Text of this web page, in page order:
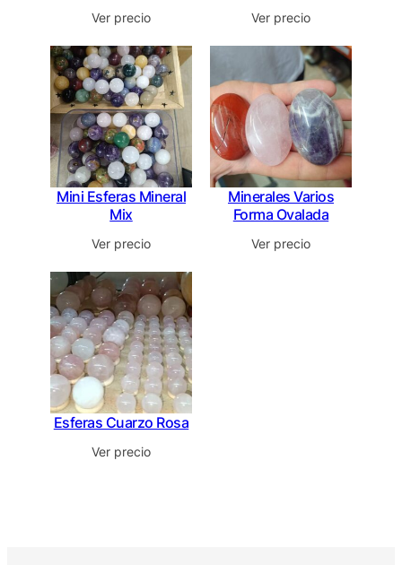
Ver precio Ver precio
Mini Esferas Mineral
Mix
Ver precio
Minerales Varios
Forma Ovalada
Ver precio
Esferas Cuarzo Rosa
Ver precio